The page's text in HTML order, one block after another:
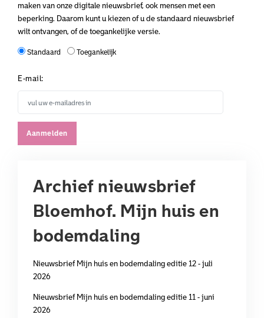
maken van onze digitale nieuwsbrief, ook mensen met een
beperking. Daarom kunt u kiezen of u de standaard nieuwsbrief
wilt ontvangen, of de toegankelijke versie.
Standaard Toegankelijk
E-mail:
Archief nieuwsbrief
Bloemhof. Mijn huis en
bodemdaling
Nieuwsbrief Mijn huis en bodemdaling editie 12 - juli
2026
Nieuwsbrief Mijn huis en bodemdaling editie 11 - juni
2026